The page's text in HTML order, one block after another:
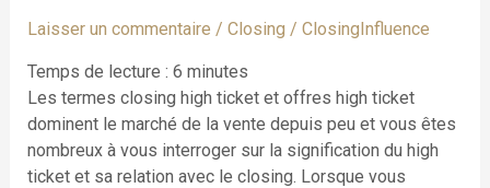
Laisser un commentaire / Closing / ClosingInfluence
Temps de lecture : 6 minutes
Les termes closing high ticket et offres high ticket
dominent le marché de la vente depuis peu et vous êtes
nombreux à vous interroger sur la signification du high
ticket et sa relation avec le closing. Lorsque vous
à
retenir